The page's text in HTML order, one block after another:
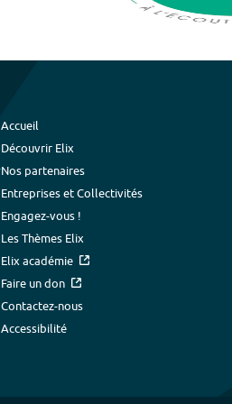
Accueil
Découvrir Elix
Nos partenaires
Entreprises et Collectivités
Engagez-vous !
Les Thèmes Elix
Elix académie
Faire un don
Contactez-nous
Accessibilité